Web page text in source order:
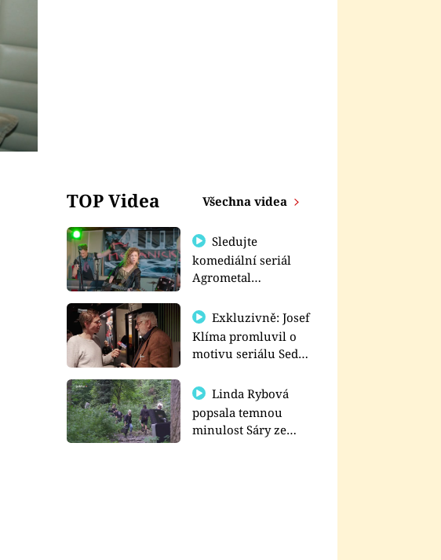
TOP Videa Všechna videa
Sledujte
komediální seriál
Agrometal
prima+
Exkluzivně: Josef
Klíma promluvil o
motivu seriálu Sedm
Linda Rybová
popsala temnou
minulost Sáry ze